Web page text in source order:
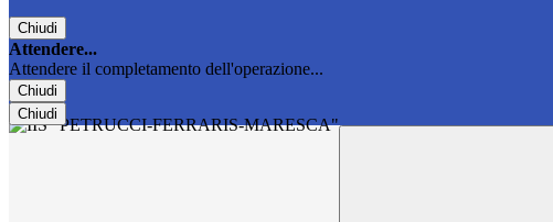
Chiudi
Attendere...
Attendere il completamento dell'operazione...
Chiudi
Chiudi